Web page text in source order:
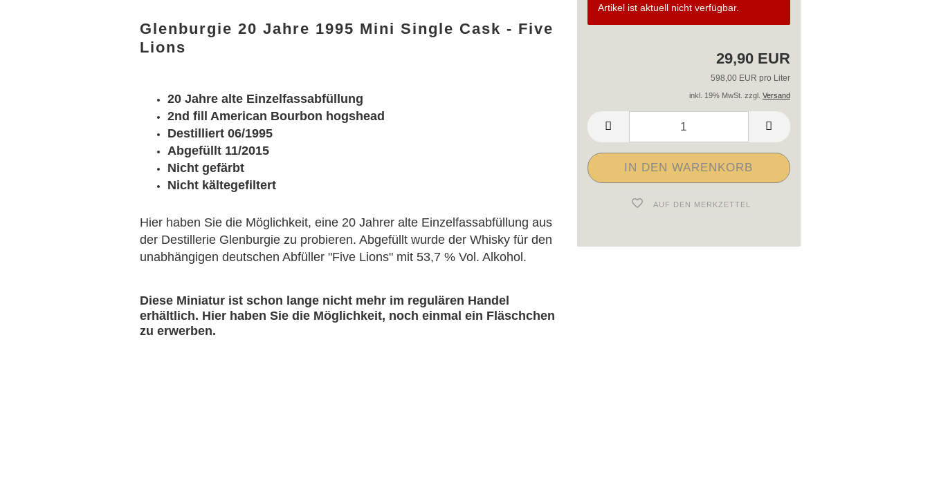
Artikel ist aktuell nicht verfügbar.
29,90 EUR
598,00 EUR pro Liter
inkl. 19% MwSt. zzgl. Versand
AUF DEN MERKZETTEL
Glenburgie 20 Jahre 1995 Mini Single Cask - Five
Lions
20 Jahre alte Einzelfassabfüllung
2nd fill American Bourbon hogshead
Destilliert 06/1995
Abgefüllt 11/2015
Nicht gefärbt
Nicht kältegefiltert
Hier haben Sie die Möglichkeit, eine 20 Jahrer alte Einzelfassabfüllung aus
der Destillerie Glenburgie zu probieren. Abgefüllt wurde der Whisky für den
unabhängigen deutschen Abfüller "Five Lions" mit 53,7 % Vol. Alkohol.
Diese Miniatur ist schon lange nicht mehr im regulären Handel
erhältlich. Hier haben Sie die Möglichkeit, noch einmal ein Fläschchen
zu erwerben.